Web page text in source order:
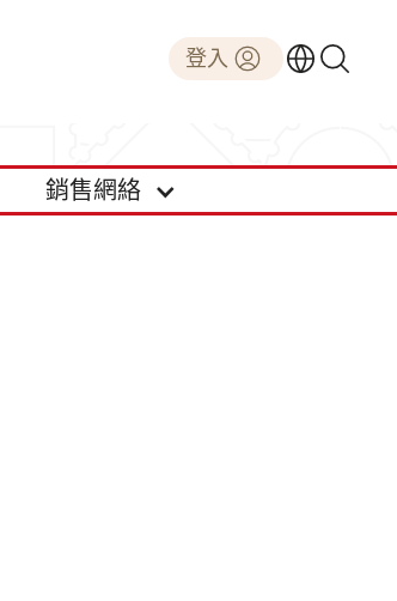
登入
銷售網絡